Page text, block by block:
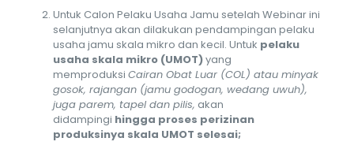
Untuk Calon Pelaku Usaha Jamu setelah Webinar ini
selanjutnya akan dilakukan pendampingan pelaku
usaha jamu skala mikro dan kecil. Untuk pelaku
usaha skala mikro (UMOT)yang
memproduksi Cairan Obat Luar (COL) atau minyak
gosok, rajangan (jamu godogan, wedang uwuh),
juga parem, tapel dan pilis, akan
didampingi hingga proses perizinan
produksinya skala UMOT selesai;